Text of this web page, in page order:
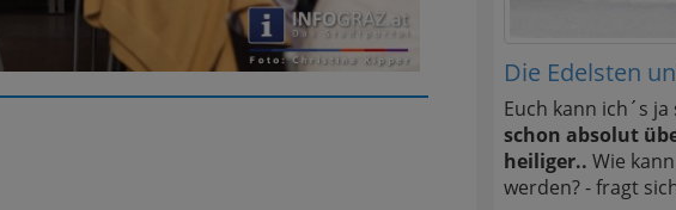
Die Edelsten
Euch kann ich´s ja
schon absolut
heiliger.. Wie
werden? - fragt